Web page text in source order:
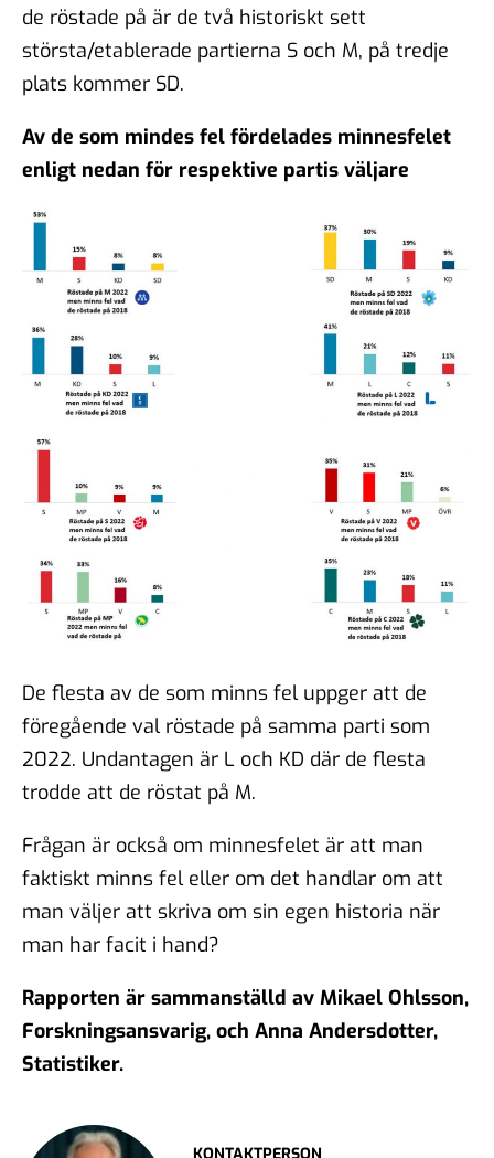
de röstade på är de två historiskt sett
största/etablerade partierna S och M, på tredje
plats kommer SD.
Av de som mindes fel fördelades minnesfelet
enligt nedan för respektive partis väljare
De flesta av de som minns fel uppger att de
föregående val röstade på samma parti som
2022. Undantagen är L och KD där de flesta
trodde att de röstat på M.
Frågan är också om minnesfelet är att man
faktiskt minns fel eller om det handlar om att
man väljer att skriva om sin egen historia när
man har facit i hand?
Rapporten är sammanställd av Mikael Ohlsson,
Forskningsansvarig, och Anna Andersdotter,
Statistiker.